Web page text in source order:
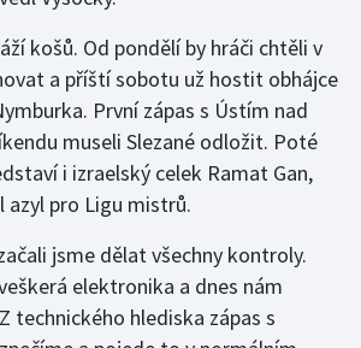
košů. Od pondělí by hráči chtěli v
a příští sobotu už hostit obhájce
První zápas s Ústím nad
museli Slezané odložit. Poté
i izraelský celek Ramat Gan,
azyl pro Ligu mistrů.
jsme dělat všechny kontroly.
elektronika a dnes nám
technického hlediska zápas s